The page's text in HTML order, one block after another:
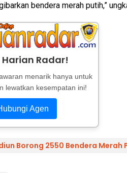
bendera merah putih,”
Radar!
menarik hanya untuk
lewatkan kesempatan ini!
Agen
Borong 2550 Bendera Merah